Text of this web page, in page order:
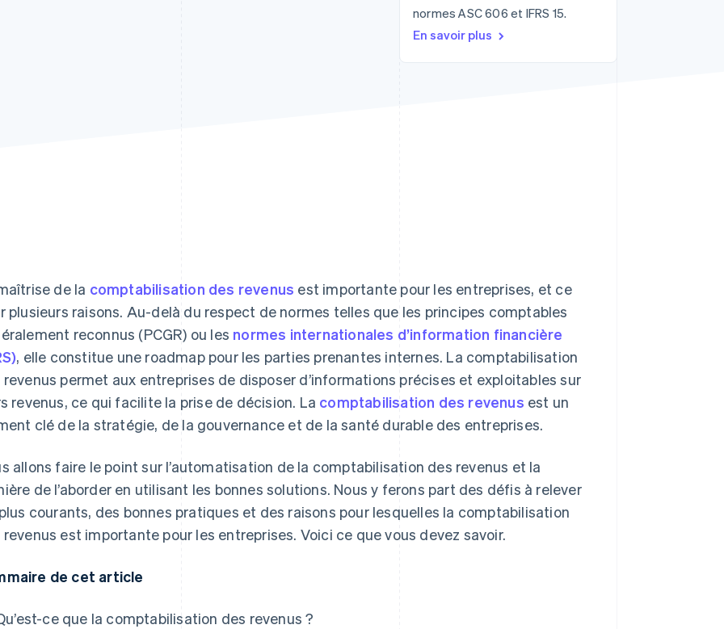
Stripe Sessions 2026
normes ASC 606 et IFRS 15.
En savoir plus
de la comptabilisation des revenus est importante pour les entreprises, et ce
plusieurs raisons. Au-delà du respect de normes telles que les principes comptables
reconnus (PCGR) ou les normes internationales d’information financière
, elle constitue une roadmap pour les parties prenantes internes. La comptabilisation
revenus permet aux entreprises de disposer d’informations précises et exploitables sur
revenus, ce qui facilite la prise de décision. La comptabilisation des revenus est un
clé de la stratégie, de la gouvernance et de la santé durable des entreprises.
allons faire le point sur l’automatisation de la comptabilisation des revenus et la
de l’aborder en utilisant les bonnes solutions. Nous y ferons part des défis à relever
courants, des bonnes pratiques et des raisons pour lesquelles la comptabilisation
revenus est importante pour les entreprises. Voici ce que vous devez savoir.
de cet article
ce que la comptabilisation des revenus ?